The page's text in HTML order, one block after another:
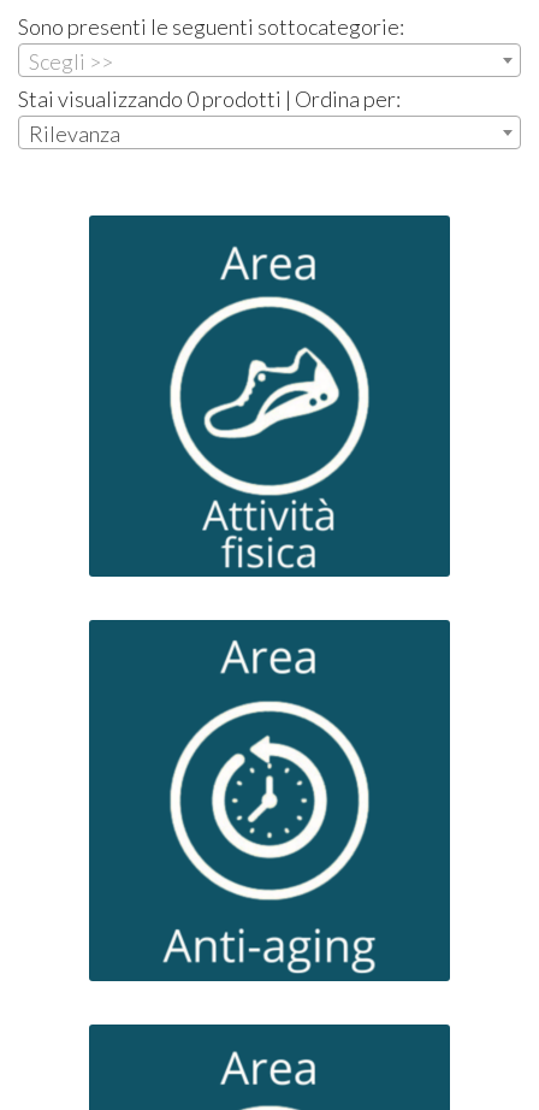
Sono presenti le seguenti sottocategorie:
Scegli >>
Stai visualizzando 0 prodotti | Ordina per:
Rilevanza